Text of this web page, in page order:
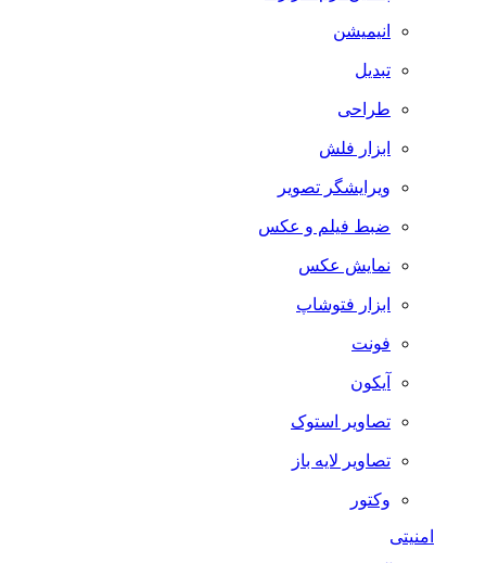
انیمیشن
تبدیل
طراحی
ابزار فلش
ویرایشگر تصویر
ضبط فيلم و عكس
نمایش عکس
ابزار فتوشاپ
فونت
آیکون
تصاویر استوک
تصاویر لایه باز
وکتور
امنیتی